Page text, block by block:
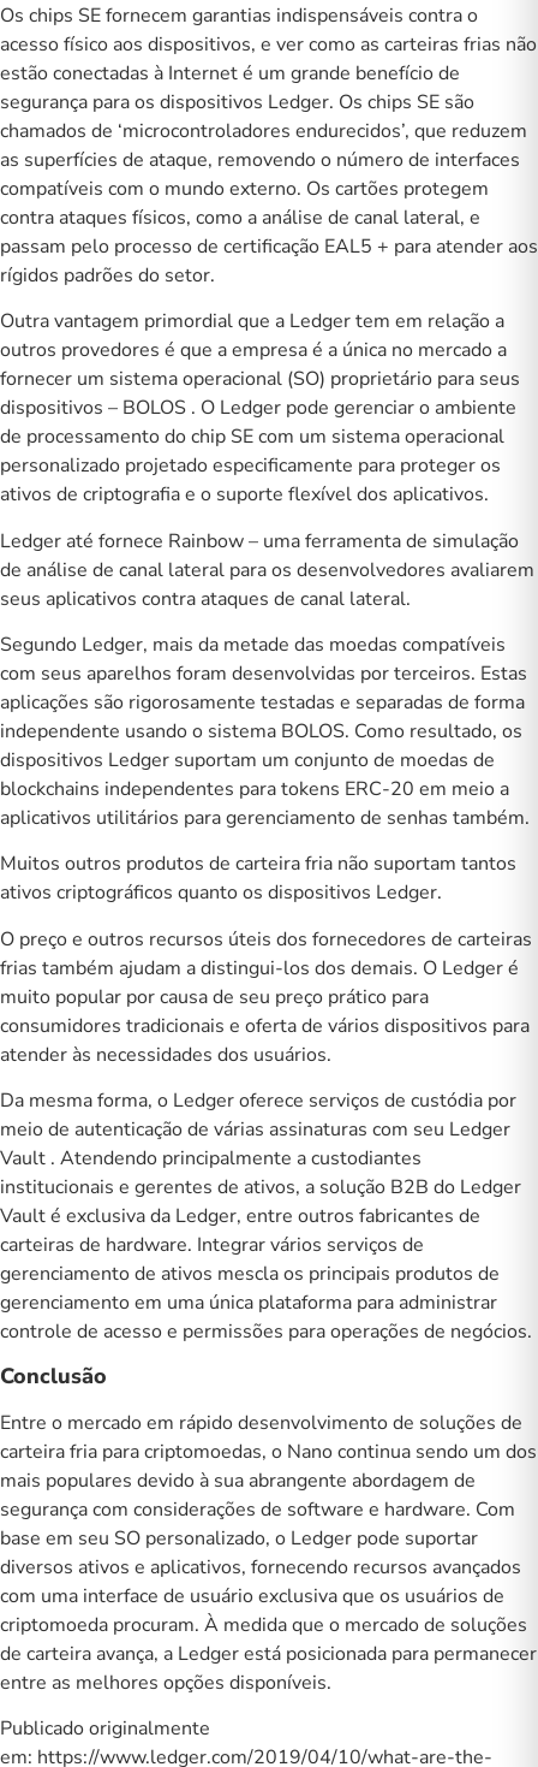
Os chips SE fornecem garantias indispensáveis ​​contra o
acesso físico aos dispositivos, e ver como as carteiras frias não
estão conectadas à Internet é um grande benefício de
segurança para os dispositivos Ledger. Os chips SE são
chamados de ‘microcontroladores endurecidos’, que reduzem
as superfícies de ataque, removendo o número de interfaces
compatíveis com o mundo externo. Os cartões protegem
contra ataques físicos, como a análise de canal lateral, e
passam pelo processo de certificação EAL5 + para atender aos
rígidos padrões do setor.
Outra vantagem primordial que a Ledger tem em relação a
outros provedores é que a empresa é a única no mercado a
fornecer um sistema operacional (SO) proprietário para seus
dispositivos – BOLOS . O Ledger pode gerenciar o ambiente
de processamento do chip SE com um sistema operacional
personalizado projetado especificamente para proteger os
ativos de criptografia e o suporte flexível dos aplicativos.
Ledger até fornece Rainbow– uma ferramenta de simulação
de análise de canal lateral para os desenvolvedores avaliarem
seus aplicativos contra ataques de canal lateral.
Segundo Ledger, mais da metade das moedas compatíveis
com seus aparelhos foram desenvolvidas por terceiros. Estas
aplicações são rigorosamente testadas e separadas de forma
independente usando o sistema BOLOS. Como resultado, os
dispositivos Ledger suportam um conjunto de moedas de
blockchains independentes para tokens ERC-20 em meio a
aplicativos utilitários para gerenciamento de senhas também.
Muitos outros produtos de carteira fria não suportam tantos
ativos criptográficos quanto os dispositivos Ledger.
O preço e outros recursos úteis dos fornecedores de carteiras
frias também ajudam a distingui-los dos demais. O Ledger é
muito popular por causa de seu preço prático para
consumidores tradicionais e oferta de vários dispositivos para
atender às necessidades dos usuários.
Da mesma forma, o Ledger oferece serviços de custódia por
meio de autenticação de várias assinaturas com seu Ledger
Vault . Atendendo principalmente a custodiantes
institucionais e gerentes de ativos, a solução B2B do Ledger
Vault é exclusiva da Ledger, entre outros fabricantes de
carteiras de hardware. Integrar vários serviços de
gerenciamento de ativos mescla os principais produtos de
gerenciamento em uma única plataforma para administrar
controle de acesso e permissões para operações de negócios.
Conclusão
Entre o mercado em rápido desenvolvimento de soluções de
carteira fria para criptomoedas, o Nano continua sendo um dos
mais populares devido à sua abrangente abordagem de
segurança com considerações de software e hardware. Com
base em seu SO personalizado, o Ledger pode suportar
diversos ativos e aplicativos, fornecendo recursos avançados
com uma interface de usuário exclusiva que os usuários de
criptomoeda procuram. À medida que o mercado de soluções
de carteira avança, a Ledger está posicionada para permanecer
entre as melhores opções disponíveis.
Publicado originalmente
em: https://www.ledger.com/2019/04/10/what-are-the-